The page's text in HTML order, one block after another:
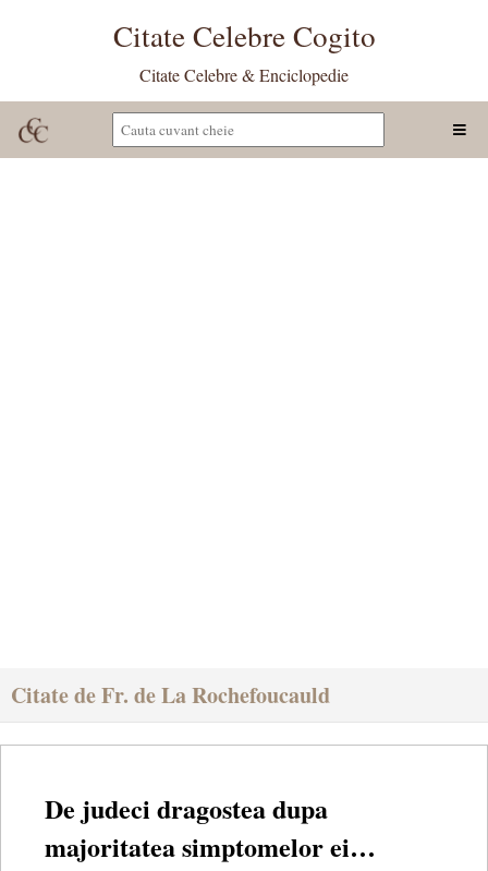
Citate Celebre Cogito
Citate Celebre & Enciclopedie
Citate de Fr. de La Rochefoucauld
De judeci dragostea dupa
majoritatea simptomelor ei…